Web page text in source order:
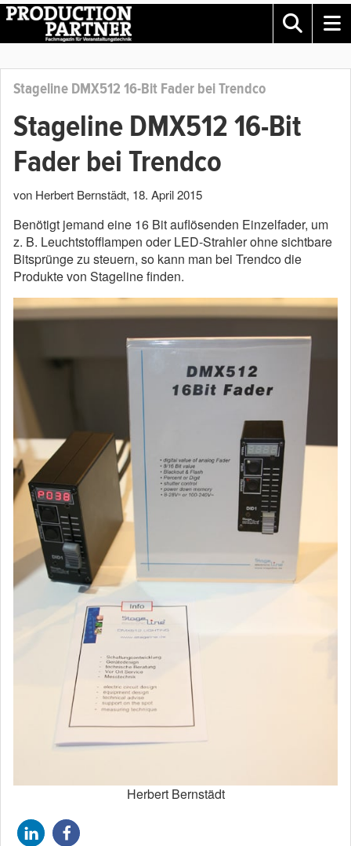
Stageline DMX512 16-Bit Fader bei Trendco
Stageline DMX512 16-Bit
Fader bei Trendco
von Herbert Bernstädt, 18. April 2015
Benötigt jemand eine 16 Bit auflösenden Einzelfader, um
z. B. Leuchtstofflampen oder LED-Strahler ohne sichtbare
Bitsprünge zu steuern, so kann man bei Trendco die
Produkte von Stageline finden.
Herbert Bernstädt